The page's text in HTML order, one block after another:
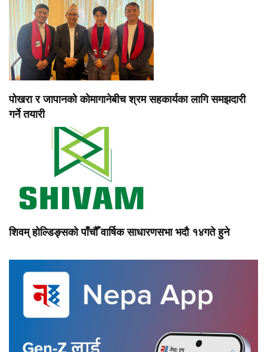
पोखरा र जापानको कोमागानेबीच श्रम सहकार्यका लागि समझदारी
गर्ने तयारी
शिवम् होल्डिङ्सको पाँचौँ वार्षिक साधारणसभा भदौ १४गते हुने